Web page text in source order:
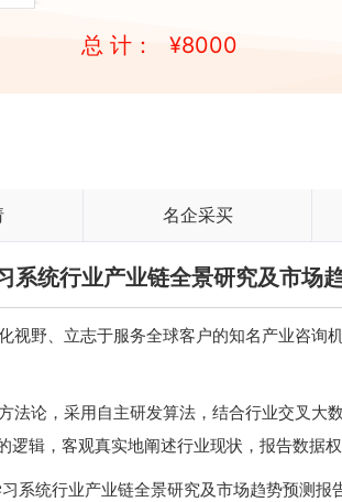
总 计： ¥8000
名企采买
统行业产业链全景研究及市场
野、立志于服务全球客户的知名产业咨询
论，采用自主研发算法，结合行业交叉大
辑，客观真实地阐述行业现状，报告数据权
统行业产业链全景研究及市场趋势预测报